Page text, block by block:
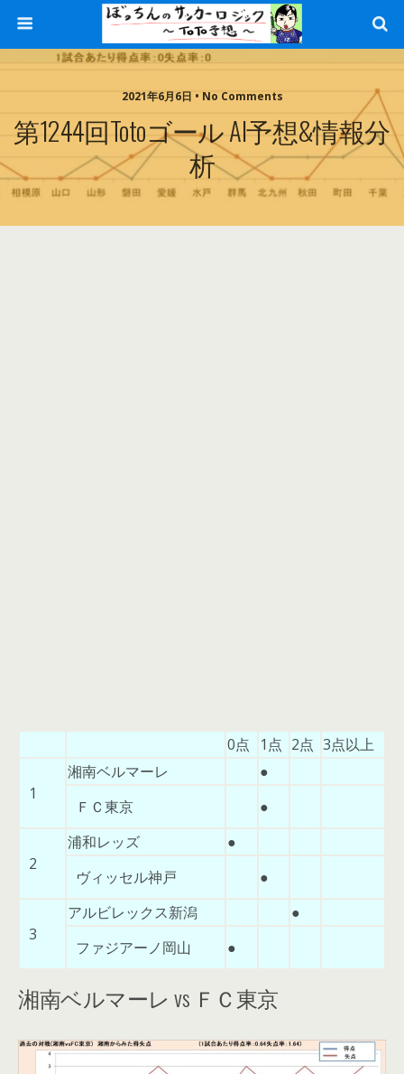
2021年6月6日 • No Comments
第1244回totoゴール AI予想&情報分
析
0点 1点 2点 3点以上
1
湘南ベルマーレ
●
ＦＣ東京
●
2
浦和レッズ
●
ヴィッセル神戸
●
3
アルビレックス新潟
●
ファジアーノ岡山
●
湘南ベルマーレ vs ＦＣ東京